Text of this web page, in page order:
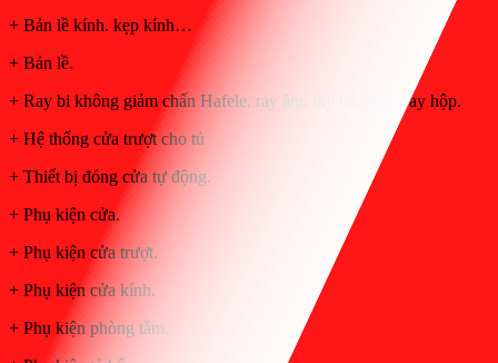
+ Bản lề kính. kẹp kính…
+ Bản lề.
+ Ray bi không giảm chấn Hafele, ray âm, ray bánh xe, ray hộp.
+ Hệ thống cửa trượt cho tủ
+ Thiết bị đóng cửa tự động.
+ Phụ kiện cửa.
+ Phụ kiện cửa trượt.
+ Phụ kiện cửa kính.
+ Phụ kiện phòng tắm.